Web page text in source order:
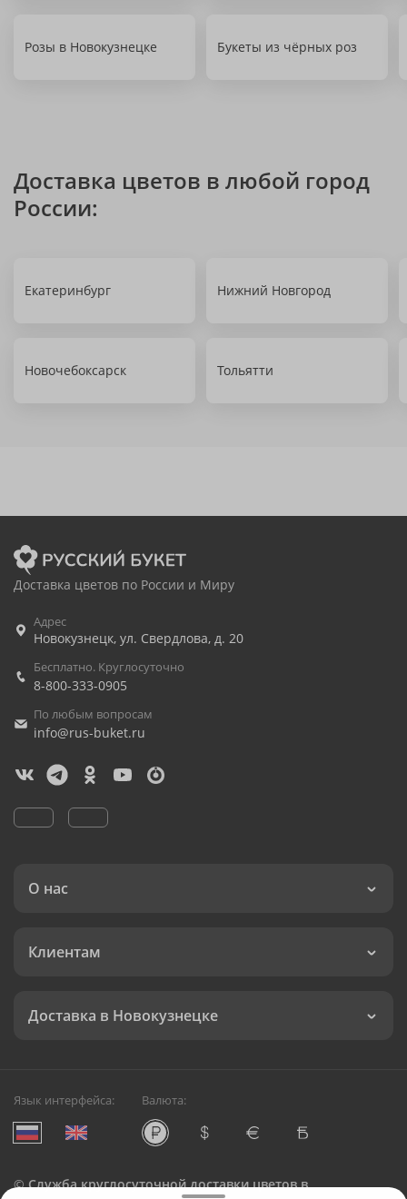
Розы в Новокузнецке Букеты из чёрных роз
Доставка цветов в любой город
России:
Екатеринбург Нижний Новгород
Новочебоксарск Тольятти
Доставка цветов по России и Миру
Адрес
Новокузнецк, ул. Свердлова, д. 20
Бесплатно. Круглосуточно
8-800-333-0905
По любым вопросам
info@rus-buket.ru
О нас
Клиентам
Доставка в Новокузнецке
Язык интерфейса: Валюта:
©Служба круглосуточной доставки цветов в